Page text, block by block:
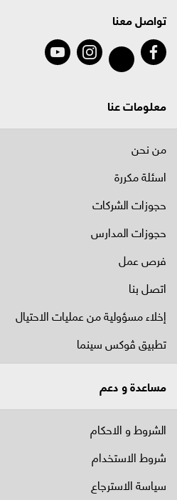
تواصل معنا
معلومات عنا
من نحن
اسئلة مكررة
حجوزات الشركات
حجوزات المدارس
فرص عمل
اتصل بنا
إخلاء مسؤولية من عمليات الاحتيال
تطبيق ڤوكس سينما
مساعدة و دعم
الشروط و الاحكام
شروط الاستخدام
سياسة الاسترجاع